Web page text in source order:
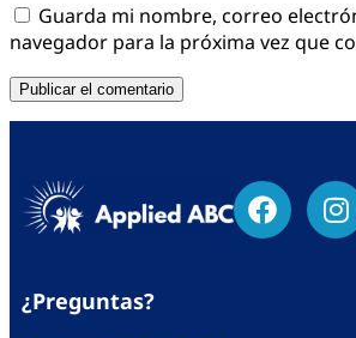
Guarda mi nombre, correo
navegador para la próxima vez que
¿Preguntas?